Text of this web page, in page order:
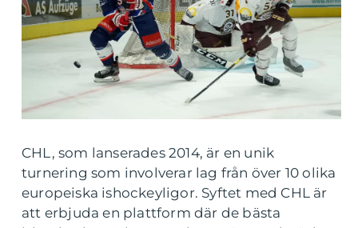
CHL, som lanserades 2014, är en unik
turnering som involverar lag från över 10 olika
europeiska ishockeyligor. Syftet med CHL är
att erbjuda en plattform där de bästa